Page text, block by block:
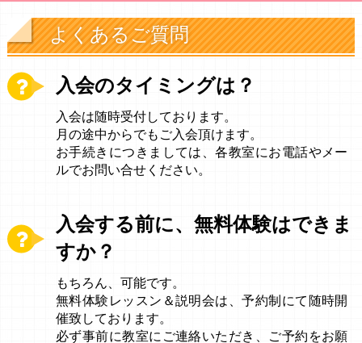
よくあるご質問
入会のタイミングは？
入会は随時受付しております。
月の途中からでもご入会頂けます。
お手続きにつきましては、各教室にお電話やメー
ルでお問い合せください。
入会する前に、無料体験はできま
すか？
もちろん、可能です。
無料体験レッスン＆説明会は、予約制にて随時開
催致しております。
必ず事前に教室にご連絡いただき、ご予約をお願